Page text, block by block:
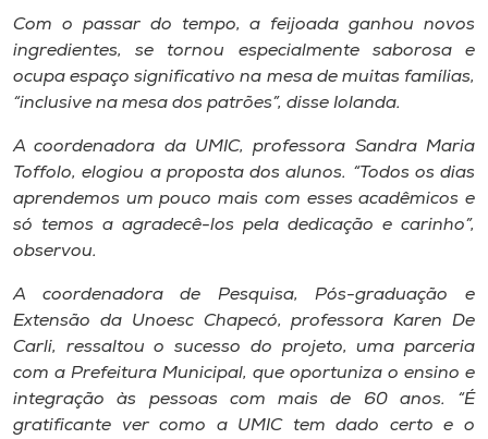
Com o passar do tempo, a feijoada ganhou novos
ingredientes, se tornou especialmente saborosa e
ocupa espaço significativo na mesa de muitas famílias,
“inclusive na mesa dos patrões”, disse Iolanda.
A coordenadora da UMIC, professora Sandra Maria
Toffolo, elogiou a proposta dos alunos. “Todos os dias
aprendemos um pouco mais com esses acadêmicos e
só temos a agradecê-los pela dedicação e carinho”,
observou.
A coordenadora de Pesquisa, Pós-graduação e
Extensão da Unoesc Chapecó, professora Karen De
Carli, ressaltou o sucesso do projeto, uma parceria
com a Prefeitura Municipal, que oportuniza o ensino e
integração às pessoas com mais de 60 anos. “É
gratificante ver como a UMIC tem dado certo e o